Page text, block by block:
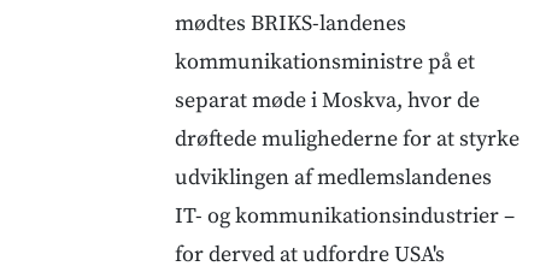
mødtes BRIKS-landenes
kommunikationsministre på et
separat møde i Moskva, hvor de
drøftede mulighederne for at styrke
udviklingen af medlemslandenes
IT- og kommunikationsindustrier –
for derved at udfordre USA's